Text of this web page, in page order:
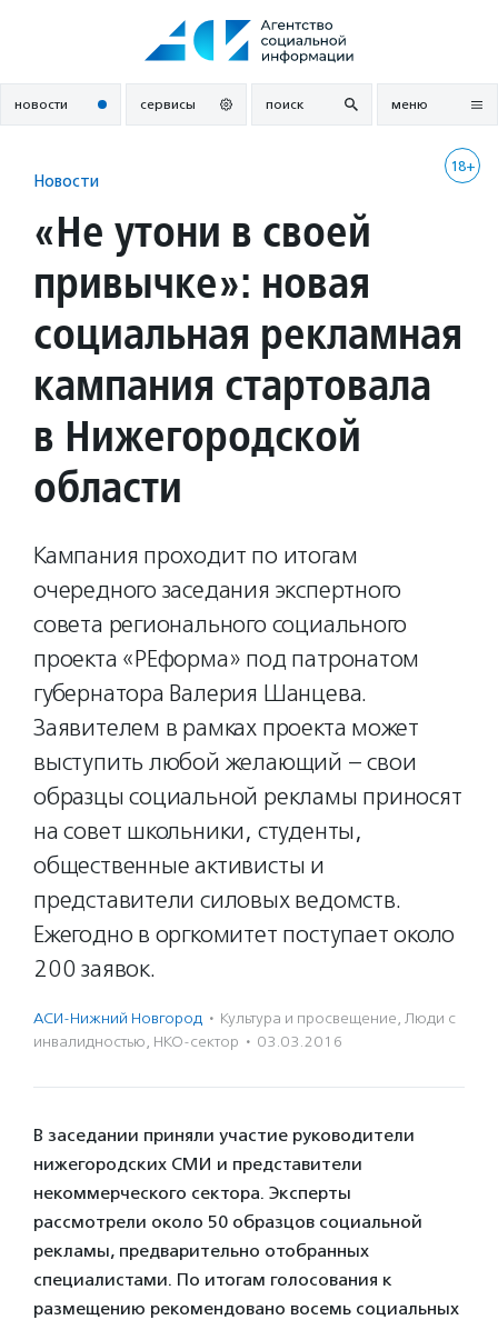
новости сервисы поиск меню
18+
Новости
«Не утони в своей
привычке»: новая
социальная рекламная
кампания стартовала
в Нижегородской
области
Кампания проходит по итогам
очередного заседания экспертного
совета регионального социального
проекта «РЕформа» под патронатом
губернатора Валерия Шанцева.
Заявителем в рамках проекта может
выступить любой желающий – свои
образцы социальной рекламы приносят
на совет школьники, студенты,
общественные активисты и
представители силовых ведомств.
Ежегодно в оргкомитет поступает около
200 заявок.
АСИ-Нижний Новгород · Культура и просвещение, Люди с
инвалидностью, НКО-сектор · 03.03.2016
В заседании приняли участие руководители
нижегородских СМИ и представители
некоммерческого сектора. Эксперты
рассмотрели около 50 образцов социальной
рекламы, предварительно отобранных
специалистами. По итогам голосования к
размещению рекомендовано восемь социальных